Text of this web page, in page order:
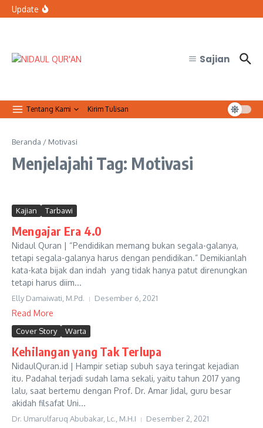
Lewati ke konten
Update
Sajian
Tentang Kami Kirim Tulisan
Beranda / Motivasi
Menjelajahi Tag: Motivasi
Kajian Tarbawi
Mengajar Era 4.0
Nidaul Quran | “Pendidikan memang bukan segala-galanya,
tetapi segala-galanya harus dengan pendidikan.” Demikianlah
kata-kata bijak dan indah yang tidak hanya patut direnungkan
tetapi harus diim...
Elly Damaiwati, M.Pd. Desember 6, 2021
Read More
Cover Story Warta
Kehilangan yang Tak Terlupa
NidaulQuran.id | Hampir setiap subuh saya teringat kejadian
itu. Padahal terjadi sudah lama sekali, yaitu tahun 2017 yang
lalu, saat bertemu dengan Prof. Dr. Amar Jidal, guru besar
akidah filsafat Uni...
Dr. Umarulfaruq Abubakar, Lc., M.H.I Desember 2, 2021